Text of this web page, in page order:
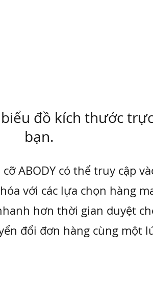
đồ kích thước
bạn.
ABODY có thể truy cập
với các lựa chọn hàng
hơn thời gian duyệt
đổi đơn hàng cùng một